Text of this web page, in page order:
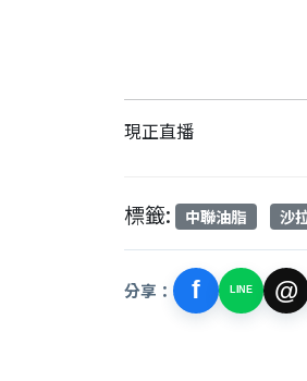
現正直播
標籤: 中聯油脂 沙
分享： f LINE @